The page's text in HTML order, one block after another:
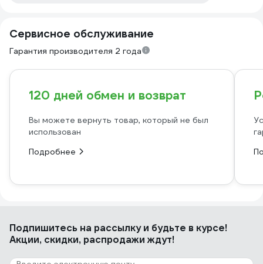
Сервисное обслуживание
Гарантия производителя 2 года
120 дней обмен и возврат
Вы можете вернуть товар, который не был
использован
Подробнее
Подпишитесь на рассылкуи будьте в курсе!
Акции, скидки, распродажи ждут!